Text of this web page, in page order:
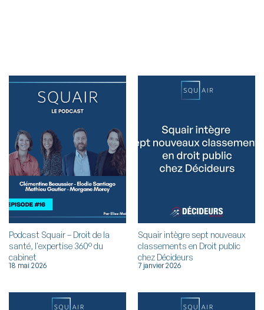
Podcast Squair – Droit de la
santé, l'expertise 360° du
cabinet
18 mai 2026
Squair intègre sept nouveaux
classements en Droit public
chez Décideurs
7 janvier 2026